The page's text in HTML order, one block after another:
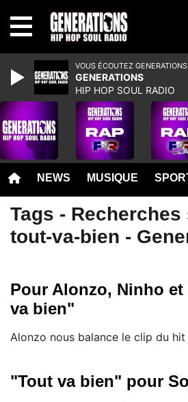
NEWS MUSIQUE
Tags -
tout-va-bien -
Pour Alonzo, Ninho et
va bien"
Alonzo nous balance le clip du
"Tout va bien" pour
VOUS ÉCOUTEZ GENERATIONS
GENERATIONS
HIP HOP SOUL RADIO